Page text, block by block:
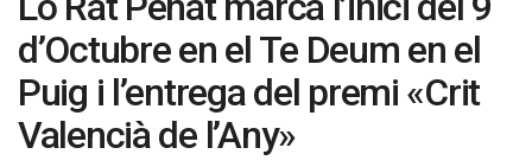
d’Octubre en el Te Deum en el
Puig i l’entrega del premi «Crit
Valencià de l’Any»